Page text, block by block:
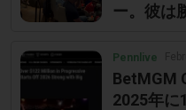
ー。彼は
Pennlive
BetMGM
2025年に